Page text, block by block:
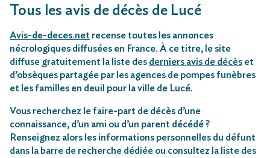
Tous les avis de décès de Lucé
Avis-de-deces.net recense toutes les annonces
nécrologiques diffusées en France. À ce titre, le site
diffuse gratuitement la liste des derniers avis de décès et
d’obsèques partagée par les agences de pompes funèbres
et les familles en deuil pour la ville de Lucé.
Vous recherchez le faire-part de décès d’une
connaissance, d’un ami ou d’un parent décédé ?
Renseignez alors les informations personnelles du défunt
dans la barre de recherche dédiée ou consultez la liste des